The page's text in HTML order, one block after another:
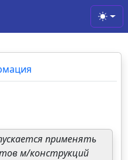
применять
м/конструкций